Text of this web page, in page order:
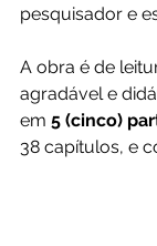
pesquisador e
A obra é de
agradável e
em 5 (cinco)
38 capítulos, e